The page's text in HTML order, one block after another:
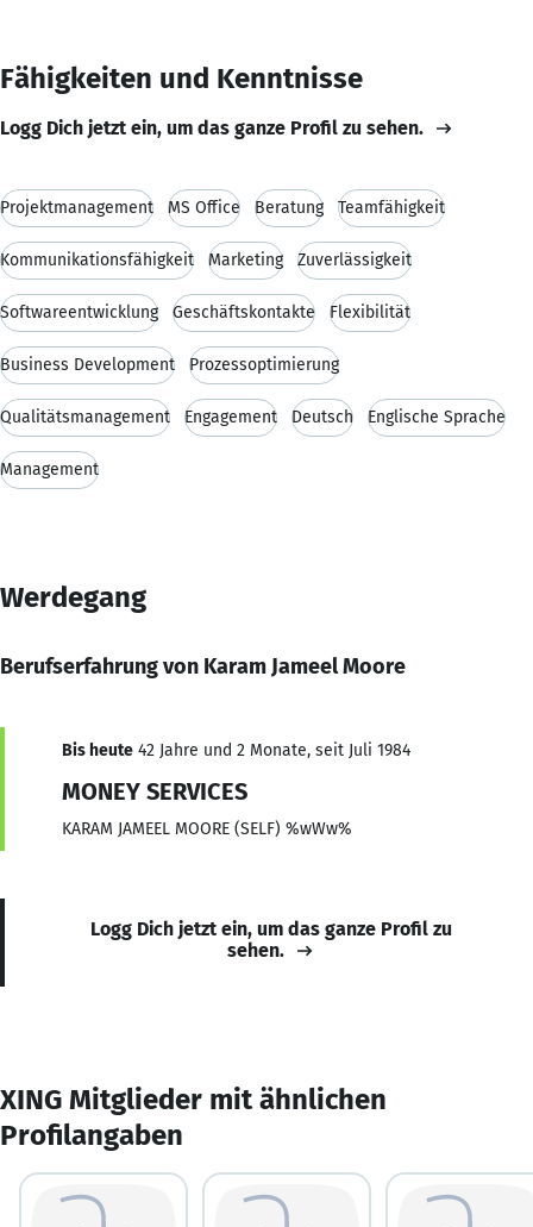
Fähigkeiten und Kenntnisse
Logg Dich jetzt ein, um das ganze Profil zu sehen.
Projektmanagement MS Office Beratung Teamfähigkeit
Kommunikationsfähigkeit Marketing Zuverlässigkeit
Softwareentwicklung Geschäftskontakte Flexibilität
Business Development Prozessoptimierung
Qualitätsmanagement Engagement Deutsch Englische Sprache
Management
Werdegang
Berufserfahrung von Karam Jameel Moore
Bis heute 42 Jahre und 2 Monate, seit Juli 1984
MONEY SERVICES
KARAM JAMEEL MOORE (SELF) %wWw%
Logg Dich jetzt ein, um das ganze Profil zu
sehen.
XING Mitglieder mit ähnlichen
Profilangaben